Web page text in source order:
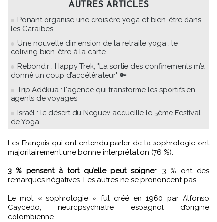
AUTRES ARTICLES
Ponant organise une croisière yoga et bien-être dans
les Caraïbes
Une nouvelle dimension de la retraite yoga : le
coliving bien-être à la carte
Rebondir : Happy Trek, "La sortie des confinements m’a
donné un coup d’accélérateur" 🔑
Trip Adékua : l'agence qui transforme les sportifs en
agents de voyages
Israël : le désert du Neguev accueille le 5ème Festival
de Yoga
Les Français qui ont entendu parler de la sophrologie ont
majoritairement une bonne interprétation (76 %).
3 % pensent à tort qu’elle peut soigner. 3 % ont des
remarques négatives. Les autres ne se prononcent pas.
Le mot « sophrologie » fut créé en 1960 par Alfonso
Caycedo, neuropsychiatre espagnol d’origine
colombienne.